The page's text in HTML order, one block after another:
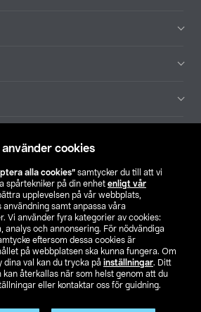
cookies
alla cookies” samtycker du till att vi
spårtekniker på din enhet enligt vår
upplevelsen på vår webbplats,
samt anpassa våra
Vi använder fyra kategorier av cookies:
analys och annonsering. För nödvändiga
eftersom dessa cookies är
på webbplatsen ska kunna fungera. Om
dina val kan du trycka på inställningar. Ditt
återkallas när som helst genom att du
eller kontaktar oss för guidning.
Hitta butik
SE NO FI